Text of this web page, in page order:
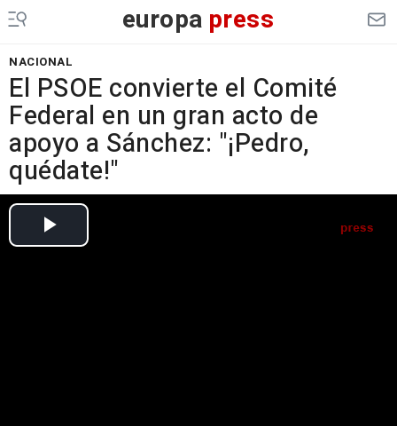
europa press
NACIONAL
El PSOE convierte el Comité
Federal en un gran acto de
apoyo a Sánchez: "¡Pedro,
quédate!"